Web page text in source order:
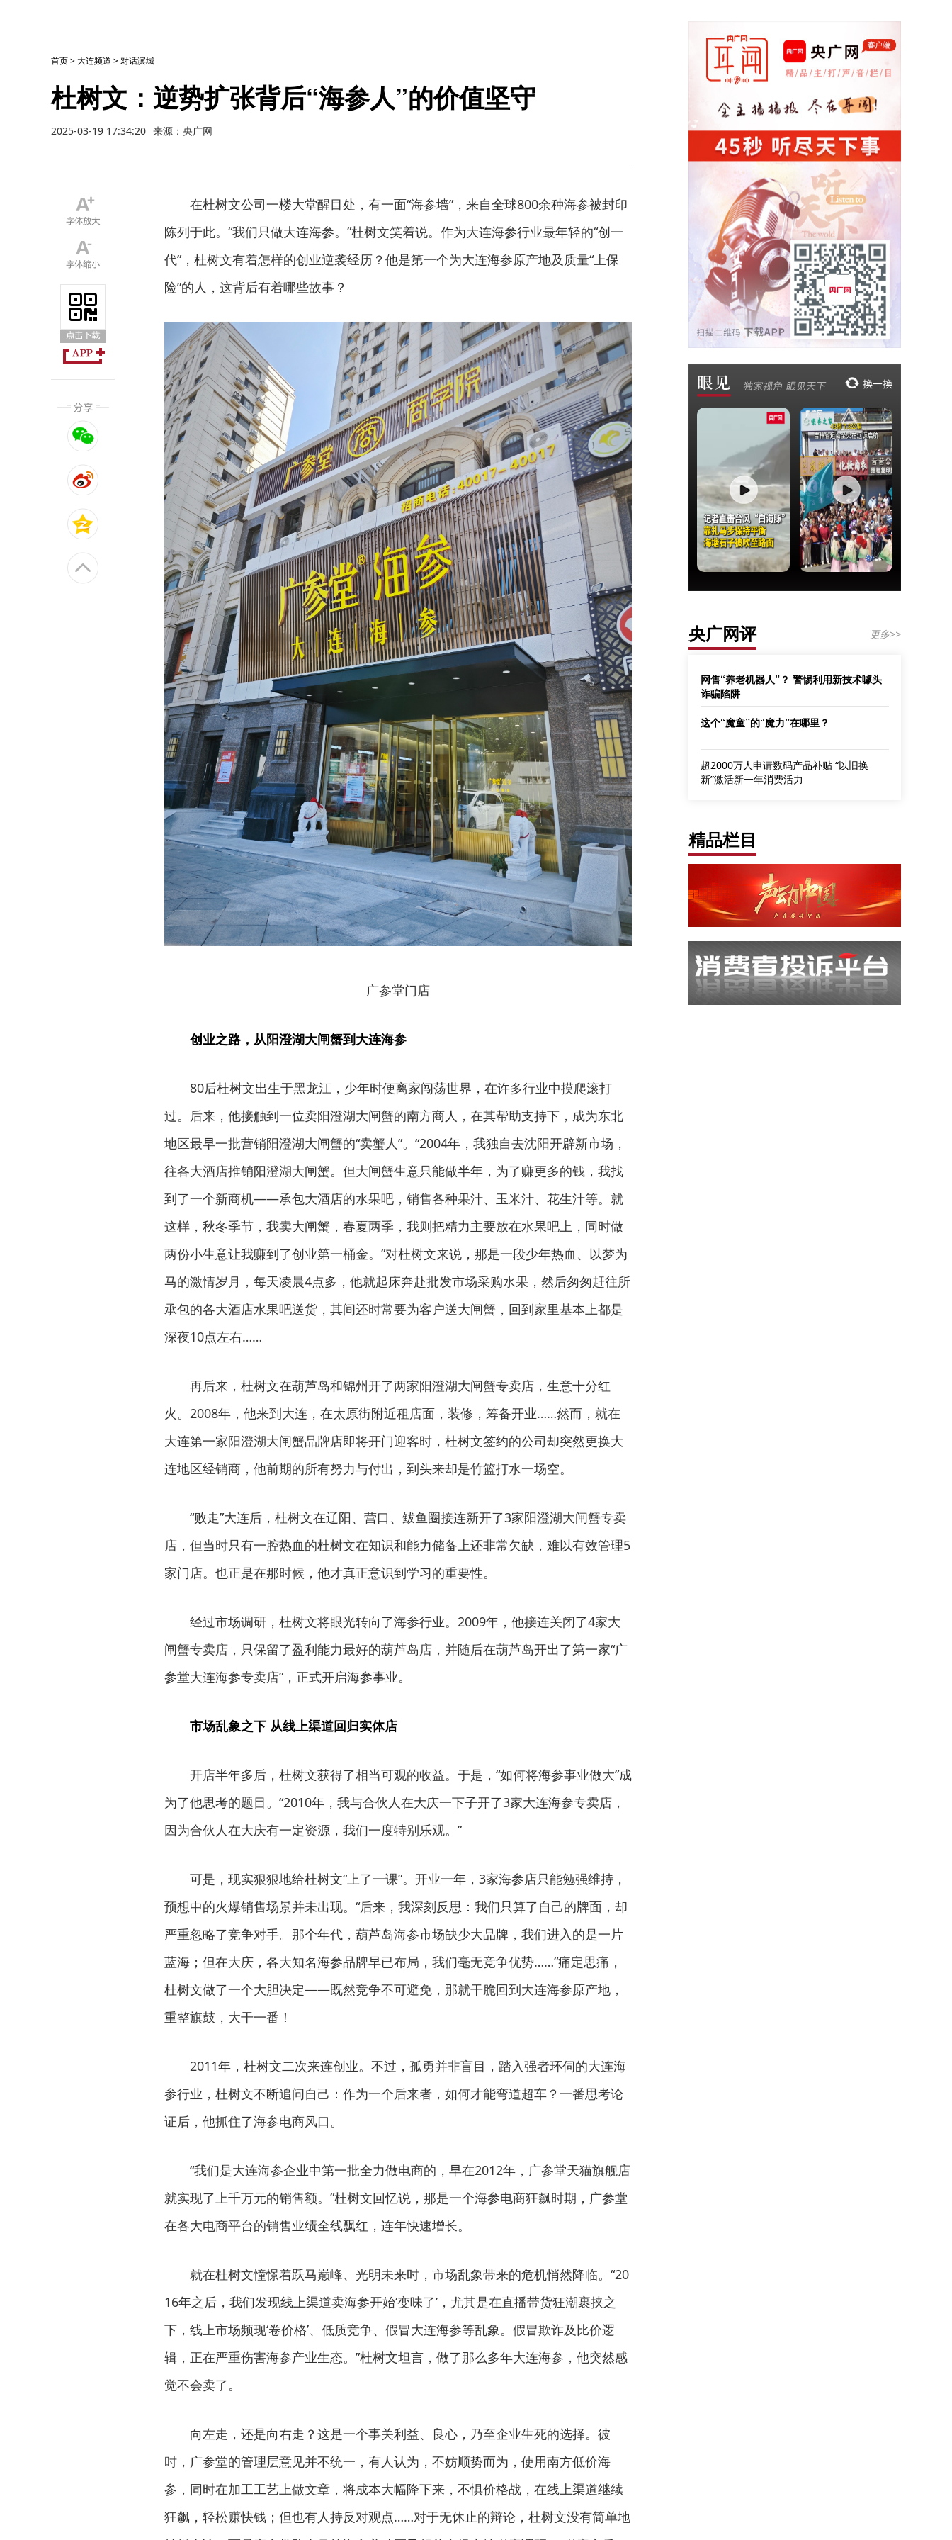
首页>大连频道 >对话滨城
杜树文：逆势扩张背后“海参人”的价值坚守
2025-03-19 17:34:20 来源：央广网
在杜树文公司一楼大堂醒目处，有一面“海参墙”，来自全球800余种海参被封印
陈列于此。“我们只做大连海参。”杜树文笑着说。作为大连海参行业最年轻的“创一
代”，杜树文有着怎样的创业逆袭经历？他是第一个为大连海参原产地及质量“上保
险”的人，这背后有着哪些故事？
广参堂门店
创业之路，从阳澄湖大闸蟹到大连海参
80后杜树文出生于黑龙江，少年时便离家闯荡世界，在许多行业中摸爬滚打
过。后来，他接触到一位卖阳澄湖大闸蟹的南方商人，在其帮助支持下，成为东北
地区最早一批营销阳澄湖大闸蟹的“卖蟹人”。“2004年，我独自去沈阳开辟新市场，
往各大酒店推销阳澄湖大闸蟹。但大闸蟹生意只能做半年，为了赚更多的钱，我找
到了一个新商机——承包大酒店的水果吧，销售各种果汁、玉米汁、花生汁等。就
这样，秋冬季节，我卖大闸蟹，春夏两季，我则把精力主要放在水果吧上，同时做
两份小生意让我赚到了创业第一桶金。”对杜树文来说，那是一段少年热血、以梦为
马的激情岁月，每天凌晨4点多，他就起床奔赴批发市场采购水果，然后匆匆赶往所
承包的各大酒店水果吧送货，其间还时常要为客户送大闸蟹，回到家里基本上都是
深夜10点左右……
再后来，杜树文在葫芦岛和锦州开了两家阳澄湖大闸蟹专卖店，生意十分红
火。2008年，他来到大连，在太原街附近租店面，装修，筹备开业……然而，就在
大连第一家阳澄湖大闸蟹品牌店即将开门迎客时，杜树文签约的公司却突然更换大
连地区经销商，他前期的所有努力与付出，到头来却是竹篮打水一场空。
“败走”大连后，杜树文在辽阳、营口、鲅鱼圈接连新开了3家阳澄湖大闸蟹专卖
店，但当时只有一腔热血的杜树文在知识和能力储备上还非常欠缺，难以有效管理5
家门店。也正是在那时候，他才真正意识到学习的重要性。
经过市场调研，杜树文将眼光转向了海参行业。2009年，他接连关闭了4家大
闸蟹专卖店，只保留了盈利能力最好的葫芦岛店，并随后在葫芦岛开出了第一家“广
参堂大连海参专卖店”，正式开启海参事业。
市场乱象之下 从线上渠道回归实体店
开店半年多后，杜树文获得了相当可观的收益。于是，“如何将海参事业做大”成
为了他思考的题目。“2010年，我与合伙人在大庆一下子开了3家大连海参专卖店，
因为合伙人在大庆有一定资源，我们一度特别乐观。”
可是，现实狠狠地给杜树文“上了一课”。开业一年，3家海参店只能勉强维持，
预想中的火爆销售场景并未出现。“后来，我深刻反思：我们只算了自己的牌面，却
严重忽略了竞争对手。那个年代，葫芦岛海参市场缺少大品牌，我们进入的是一片
蓝海；但在大庆，各大知名海参品牌早已布局，我们毫无竞争优势……”痛定思痛，
杜树文做了一个大胆决定——既然竞争不可避免，那就干脆回到大连海参原产地，
重整旗鼓，大干一番！
2011年，杜树文二次来连创业。不过，孤勇并非盲目，踏入强者环伺的大连海
参行业，杜树文不断追问自己：作为一个后来者，如何才能弯道超车？一番思考论
证后，他抓住了海参电商风口。
“我们是大连海参企业中第一批全力做电商的，早在2012年，广参堂天猫旗舰店
就实现了上千万元的销售额。”杜树文回忆说，那是一个海参电商狂飙时期，广参堂
在各大电商平台的销售业绩全线飘红，连年快速增长。
就在杜树文憧憬着跃马巅峰、光明未来时，市场乱象带来的危机悄然降临。“20
16年之后，我们发现线上渠道卖海参开始‘变味了’，尤其是在直播带货狂潮裹挟之
下，线上市场频现‘卷价格’、低质竞争、假冒大连海参等乱象。假冒欺诈及比价逻
辑，正在严重伤害海参产业生态。”杜树文坦言，做了那么多年大连海参，他突然感
觉不会卖了。
向左走，还是向右走？这是一个事关利益、良心，乃至企业生死的选择。彼
时，广参堂的管理层意见并不统一，有人认为，不妨顺势而为，使用南方低价海
参，同时在加工工艺上做文章，将成本大幅降下来，不惧价格战，在线上渠道继续
狂飙，轻松赚快钱；但也有人持反对观点……对于无休止的辩论，杜树文没有简单地
央广网评 更多>>
网售“养老机器人”？ 警惕利用新技术噱头
诈骗陷阱
这个“魔童”的“魔力”在哪里？
超2000万人申请数码产品补贴 “以旧换
新”激活新一年消费活力
精品栏目